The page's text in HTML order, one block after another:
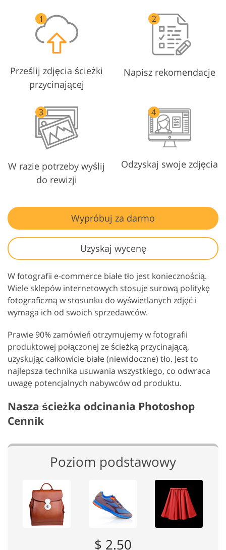
Prześlij zdjęcia ścieżki
przycinającej
Napisz rekomendacje
W razie potrzeby wyślij
do rewizji
Odzyskaj swoje zdjęcia
Wypróbuj za darmo
Uzyskaj wycenę
W fotografii e-commerce białe tło jest koniecznością.
Wiele sklepów internetowych stosuje surową politykę
fotograficzną w stosunku do wyświetlanych zdjęć i
wymaga ich od swoich sprzedawców.
Prawie 90% zamówień otrzymujemy w fotografii
produktowej połączonej ze ścieżką przycinającą,
uzyskując całkowicie białe (niewidoczne) tło. Jest to
najlepsza technika usuwania wszystkiego, co odwraca
uwagę potencjalnych nabywców od produktu.
Nasza ścieżka odcinania Photoshop
Cennik
Poziom podstawowy
$ 2.50